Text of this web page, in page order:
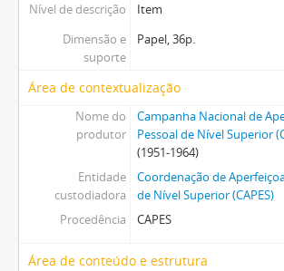
Nível de descrição
Item
Dimensão e
suporte
Papel, 36p.
Área de contextualização
Nome do
produtor
Campanha Nacional de
Pessoal de Nível Superior
(1951-1964)
Entidade
custodiadora
Coordenação de
de Nível Superior (CAPES)
Procedência
CAPES
Área de conteúdo e estrutura